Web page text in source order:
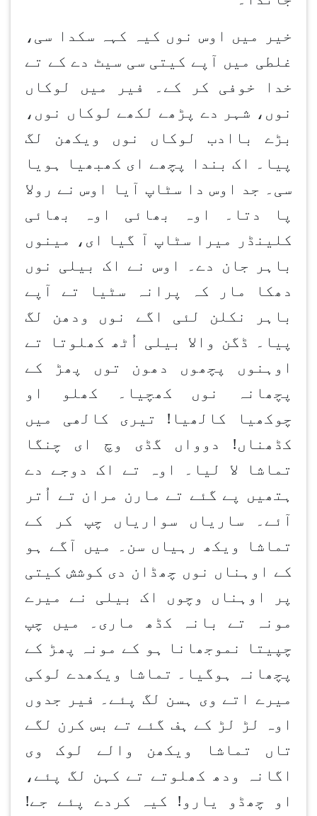
خیر میں اوس نوں کیہ کہہ سکدا سی،
غلطی میں آپے کیتی سی سیٹ دے کے تے
خدا خوفی کر کے۔ فیر میں لوکاں
نوں، شہر دے پڑھے لکھے لوکاں نوں،
بڑے باادب لوکاں نوں ویکھن لگ
پیا۔ اک بندا پچھے ای کھبھیا ہویا
سی۔ جد اوس دا سٹاپ آیا اوس نے رولا
پا دتا۔ اوہ بھائی اوہ بھائی
کلینڈر میرا سٹاپ آ گیا ای، مینوں
باہر جان دے۔ اوس نے اک بیلی نوں
دھکا مار کہ پرانہ سٹیا تے آپے
باہر نکلن لئی اگے نوں ودھن لگ
پیا۔ ڈگن والا بیلی اُٹھ کھلوتا تے
اوہنوں پچھوں دھون توں پھڑ کے
پچھانہ نوں کھچیا۔ کھلو او
چوکھیا کالھیا! تیری کالھی میں
کڈھناں! دوواں گڈی وچ ای چنگا
تماشا لا لیا۔ اوہ تے اک دوجے دے
ہتھیں پے گئے تے مارن مران تے اُتر
آئے۔ ساریاں سواریاں چپ کر کے
تماشا ویکھ رہیاں سن۔ میں آگے ہو
کے اوہناں نوں چھڈان دی کوشش کیتی
پر اوہناں وچوں اک بیلی نے میرے
مونہ تے بانہ کڈھ ماری۔ میں چپ
چپیتا نموجھانا ہو کے مونہ پھڑ کے
پچھانہ ہوگیا۔ تماشا ویکھدے لوکی
میرے اتے وی ہسن لگ پئے۔ فیر جدوں
اوہ لڑ لڑ کے ہف گئے تے بس کرن لگے
تاں تماشا ویکھن والے لوک وی
اگانہ ودھ کھلوتے تے کہن لگ پئے،
او چھڈو یارو! کیہ کردے پئے جے!